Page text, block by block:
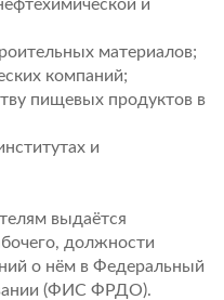
и
материалов;
компаний;
пищевых продуктов в
и
выдаётся
должности
о нём в Федеральный
(ФИС ФРДО).